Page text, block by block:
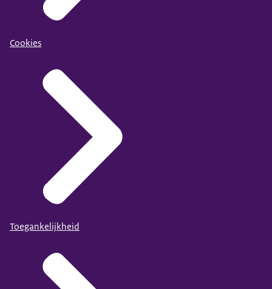
Cookies
Toegankelijkheid